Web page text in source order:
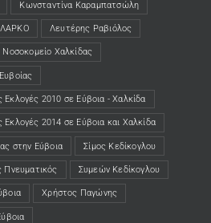
Κωνσταντίνα Καραμπατσώλη
ΛΑΡΚΟ Λευτέρης Ραβιόλος
Νοσοκομείο Χαλκίδας
Εκλογές 2010 σε Εύβοια - Χαλκίδα
2014 σε Εύβοια και Χαλκίδα
στην Εύβοια Σίμος Κεδίκογλου
Πνευματικός Συμεών Κεδίκογλου
Χρήστος Παγώνης